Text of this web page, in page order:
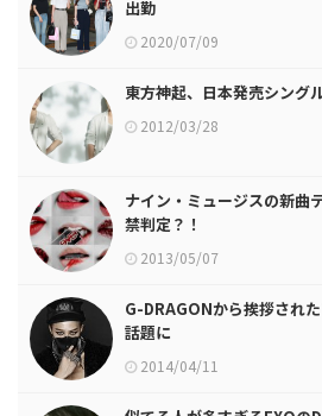
出勤
2020/07/09
東方神起、日本発売シング
2012/03/28
ナイン・ミュージスの新曲
禁判定？！
2013/05/07
G-DRAGONから挨拶され
話題に
2014/04/11